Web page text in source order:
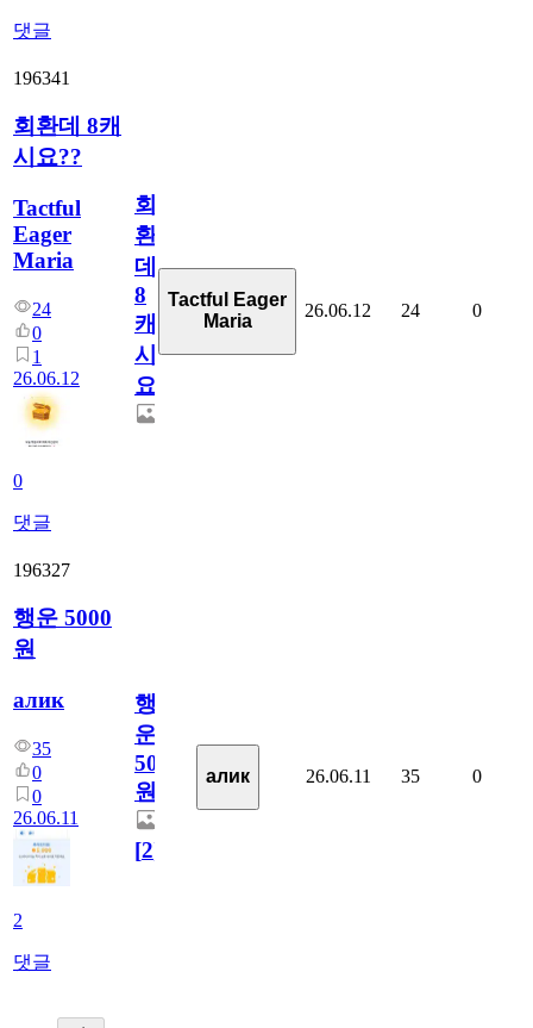
댓글
196341
회환데 8캐
시요??
Tactful
Eager
Maria
24
0
1
26.06.12
0
댓글
회
환
데
8
캐
시
요??
Tactful Eager
Maria
26.06.12 24 0
196327
행운 5000
원
алик
35
0
0
26.06.11
2
댓글
행
운
5000
원
[2]
алик 26.06.11 35 0